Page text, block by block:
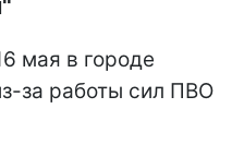
мая в городе
за работы сил ПВО